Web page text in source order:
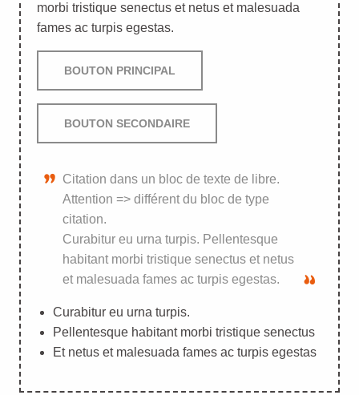
morbi tristique senectus et netus et malesuada
fames ac turpis egestas.
BOUTON PRINCIPAL
BOUTON SECONDAIRE
Citation dans un bloc de texte de libre.
Attention => différent du bloc de type
citation.
Curabitur eu urna turpis. Pellentesque
habitant morbi tristique senectus et netus
et malesuada fames ac turpis egestas.
Curabitur eu urna turpis.
Pellentesque habitant morbi tristique senectus
Et netus et malesuada fames ac turpis egestas